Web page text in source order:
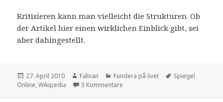
Kritisieren kann man vielleicht die Strukturen. Ob
der Artikel hier einen wirklichen Einblick gibt, sei
aber dahingestellt.
Veröffentlicht
am
27. April 2010 Autor
Fabian Kategorien
Fundera på livet Schlagwörter
Spiegel
Online,Wikipedia 3 Kommentare